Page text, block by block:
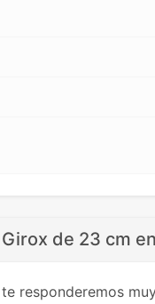
de 23 cm
responderemos